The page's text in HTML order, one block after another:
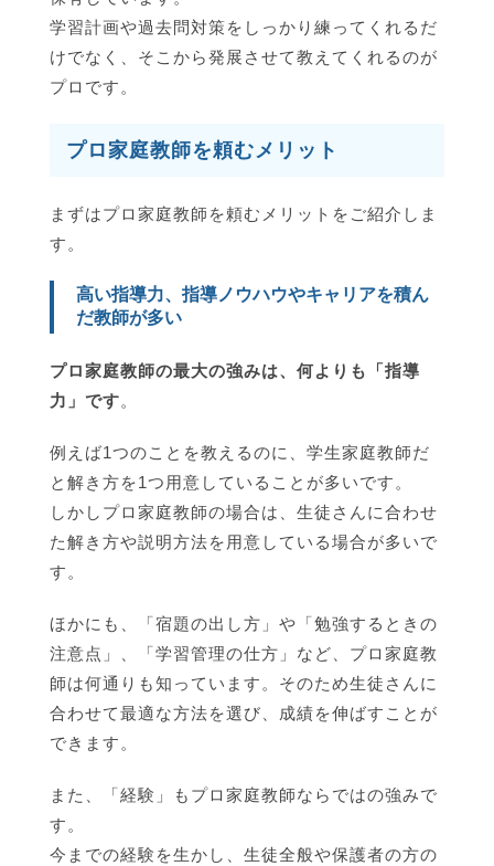
学習計画や過去問対策をしっかり練ってくれるだ
けでなく、そこから発展させて教えてくれるのが
プロです。
プロ家庭教師を頼むメリット
まずはプロ家庭教師を頼むメリットをご紹介しま
す。
高い指導力、指導ノウハウやキャリアを積ん
だ教師が多い
プロ家庭教師の最大の強みは、何よりも「指導
力」です。
例えば1つのことを教えるのに、学生家庭教師だ
と解き方を1つ用意していることが多いです。
しかしプロ家庭教師の場合は、生徒さんに合わせ
た解き方や説明方法を用意している場合が多いで
す。
ほかにも、「宿題の出し方」や「勉強するときの
注意点」、「学習管理の仕方」など、プロ家庭教
師は何通りも知っています。そのため生徒さんに
合わせて最適な方法を選び、成績を伸ばすことが
できます。
また、「経験」もプロ家庭教師ならではの強みで
す。
今までの経験を生かし、生徒全般や保護者の方の